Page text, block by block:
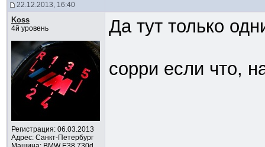
22.12.2013, 16:40
Koss
4й уровень
Регистрация: 06.03.2013
Адрес: Санкт-Петербург
Да тут только
сорри если что,